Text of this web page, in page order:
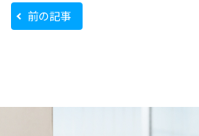
前の記事